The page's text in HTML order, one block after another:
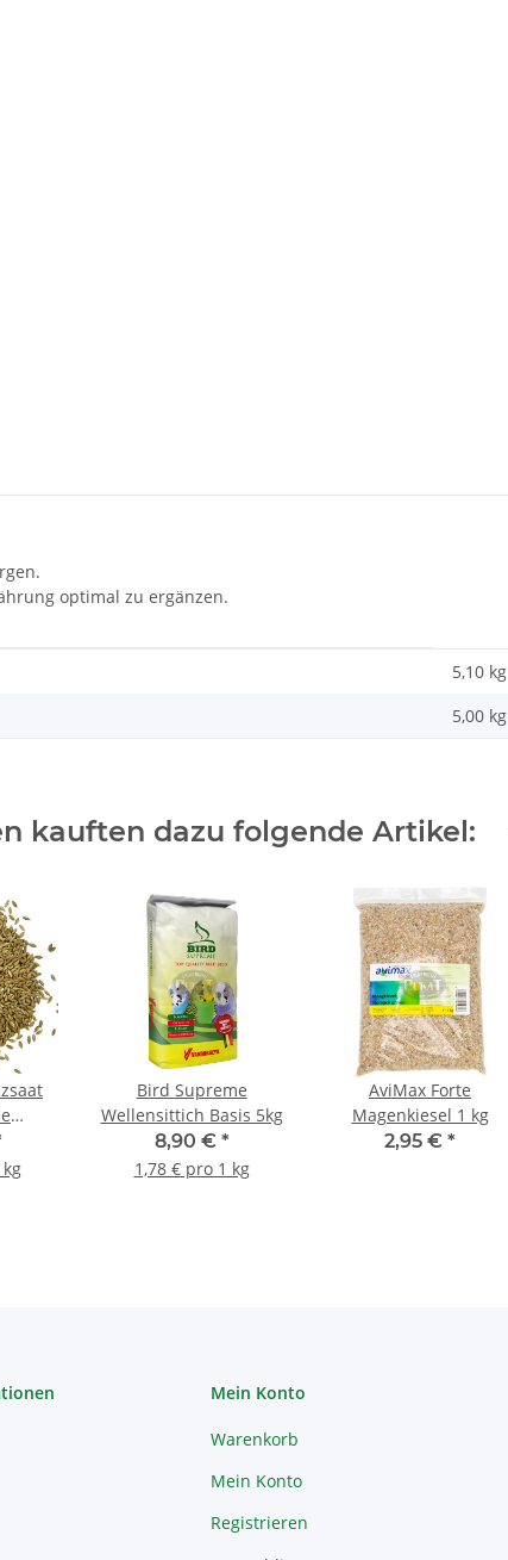
optimal zu ergänzen.
5,10 kg
5,00 kg
kauften dazu folgende Artikel:
Bird Supreme
Wellensittich Basis 5kg
8,90 € *
1,78 € pro 1 kg
AviMax Forte
Magenkiesel 1 kg
2,95 € *
Mein Konto
Warenkorb
Mein Konto
Registrieren